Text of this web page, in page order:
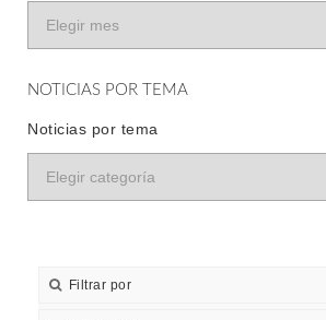
NOTICIAS POR TEMA
Noticias por tema
Filtrar por